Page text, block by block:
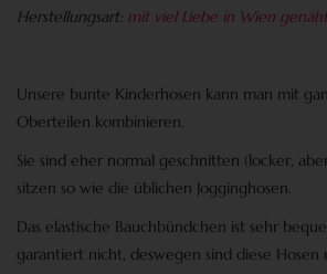
Herstellungsart: mit viel Liebe in Wien genäht
Unsere bunte Kinderhosen kann man mit
Oberteilen kombinieren.
Sie sind eher normal geschnitten (locker,
sitzen so wie die üblichen Jogginghosen.
Das elastische Bauchbündchen ist sehr
garantiert nicht, deswegen sind diese Hosen